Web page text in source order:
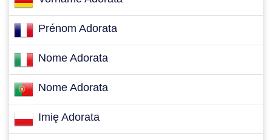
Prénom Adorata
Nome Adorata
Nome Adorata
Imię Adorata